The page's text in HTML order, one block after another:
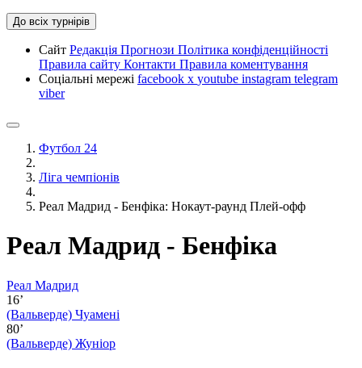
До всіх турнірів
Сайт Редакція Прогнози Політика конфіденційності
Правила сайту Контакти Правила коментування
Соціальні мережі facebook x youtube instagram telegram
viber
Футбол 24
Ліга чемпіонів
Реал Мадрид - Бенфіка: Нокаут-раунд Плей-офф
Реал Мадрид - Бенфіка
Реал Мадрид
16’
(Вальверде) Чуамені
80’
(Вальверде) Жуніор